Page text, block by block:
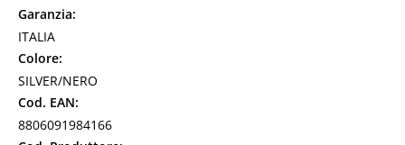
Garanzia:
ITALIA
Colore:
SILVER/NERO
Cod. EAN:
8806091984166